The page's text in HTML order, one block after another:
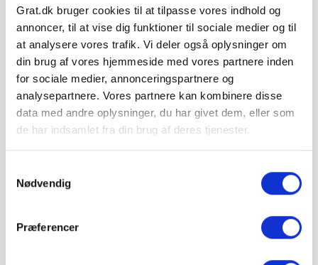
Grat.dk bruger cookies til at tilpasse vores indhold og
annoncer, til at vise dig funktioner til sociale medier og til
at analysere vores trafik. Vi deler også oplysninger om
din brug af vores hjemmeside med vores partnere inden
for sociale medier, annonceringspartnere og
analysepartnere. Vores partnere kan kombinere disse
data med andre oplysninger, du har givet dem, eller som
de har indsamlet fra din brug af deres tjenester.
Nødvendig
Præferencer
Granitskærver Sort 8/11 mm -
Big Bag ca. 500 kg
1.081,24 kr. pr. Big Bag
Læg i kurv